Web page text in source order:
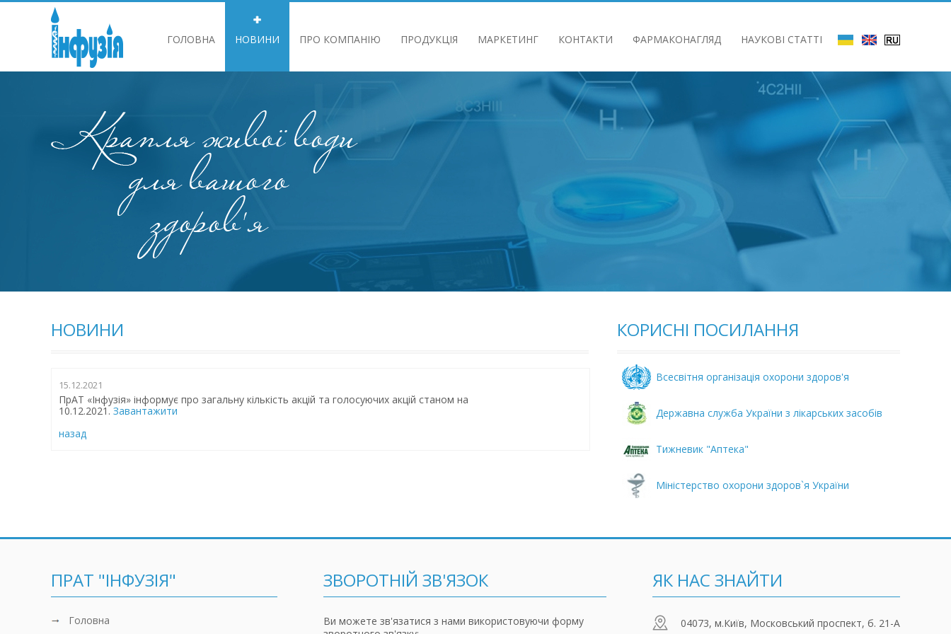
ГОЛОВНА НОВИНИ ПРО КОМПАНIЮ ПРОДУКЦIЯ МАРКЕТИНГ КОНТАКТИ ФАРМАКОНАГЛЯД НАУКОВІ СТАТТІ
ІНФОРМАЦІЯ ДЛЯ АКЦІОНЕРІВ ТА СТЕЙКХОЛДЕРІВ
НОВИНИ
15.12.2021
ПрАТ «Інфузія» інформує про загальну кількість акцій та голосуючих акцій станом на
10.12.2021. Завантажити
назад
КОРИСНI ПОСИЛАННЯ
Всесвітня організація охорони здоров'я
Державна служба України з лікарських засобів
Тижневик "Аптека"
Міністерство охорони здоров`я України
ПРАТ "ІНФУЗІЯ"
Головна
ЗВОРОТНІЙ ЗВ'ЯЗОК
Ви можете зв'язатися з нами використовуючи форму
ЯК НАС ЗНАЙТИ
04073, м.Київ, Московський проспект, б. 21-А